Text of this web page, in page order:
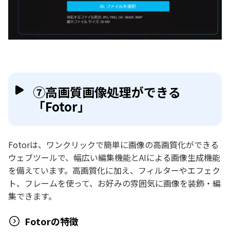
⑦高画質画像処理ができる
「Fotor」
Fotorは、ワンクリックで簡単に画像の高画質化ができる
ウェブツールで、幅広い編集機能とAIによる画像生成機能
を備えています。高画質化に加え、フィルターやエフェク
ト、フレームを使って、お好みの雰囲気に画像を装飾・編
集できます。
Fotorの特徴